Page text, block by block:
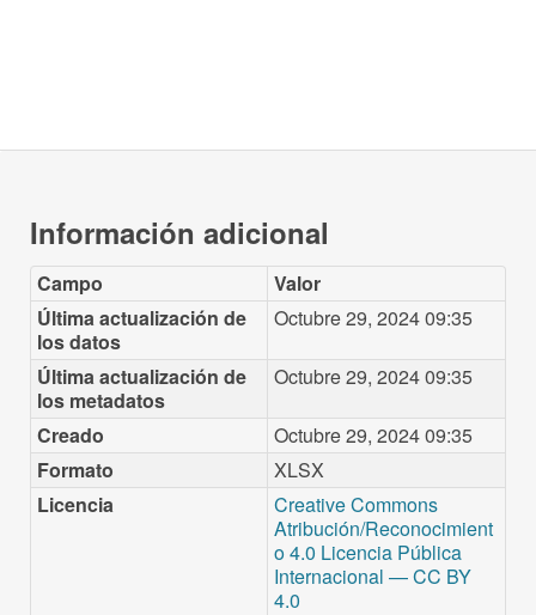
Información adicional
Campo
Valor
Última actualización de
los datos
Octubre 29, 2024 09:35
Última actualización de
los metadatos
Octubre 29, 2024 09:35
Creado
Octubre 29, 2024 09:35
Formato
XLSX
Licencia
Creative Commons
Atribución/Reconocimient
o 4.0 Licencia Pública
Internacional — CC BY
4.0